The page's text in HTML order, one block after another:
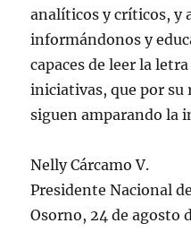
analíticos y críticos, y
informándonos y
capaces de leer la
iniciativas, que por su
siguen amparando la
Nelly Cárcamo V.
Presidente Nacional
Osorno, 24 de agosto